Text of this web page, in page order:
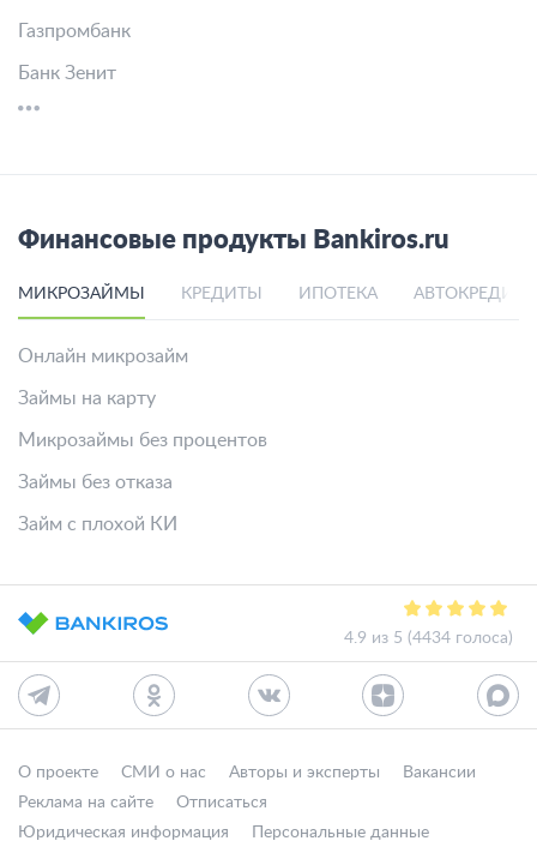
Газпромбанк
Банк Зенит
Финансовые продукты Bankiros.ru
МИКРОЗАЙМЫ КРЕДИТЫ ИПОТЕКА
Онлайн микрозайм
Займы на карту
Микрозаймы без процентов
Займы без отказа
Займ с плохой КИ
4.9 из 5 (4434 голоса)
О проекте СМИ о нас Авторы и эксперты
Вакансии
Реклама на сайте
Отписаться
Юридическая информация
Персональные данные